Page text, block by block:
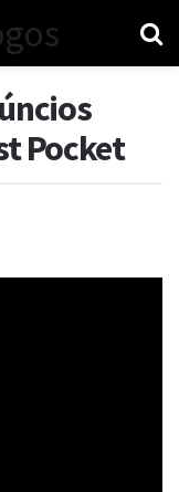
Pocket